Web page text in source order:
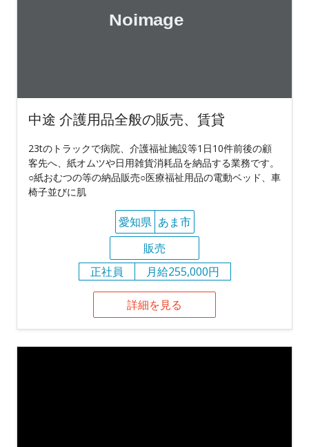
中途 介護用品全般の販売、賃貸
23tのトラックで病院、介護福祉施設等1日10件前後の顧
客先へ、紙オムツや日用雑貨消耗品を納品する業務です。
○紙おむつの等の納品販売○医療福祉用品の電動ベッド、車
椅子並びに肌
愛知県 あま市
販売
正社員
月給255,000円
詳細を見る